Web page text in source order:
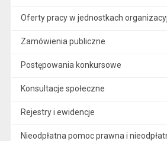
Oferty pracy w jednostkach
Zamówienia publiczne
Postępowania konkursowe
Konsultacje społeczne
Rejestry i ewidencje
Nieodpłatna pomoc prawna i